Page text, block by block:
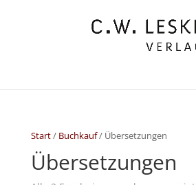
Start/ Buchkauf/ Übersetzungen
Übersetzungen